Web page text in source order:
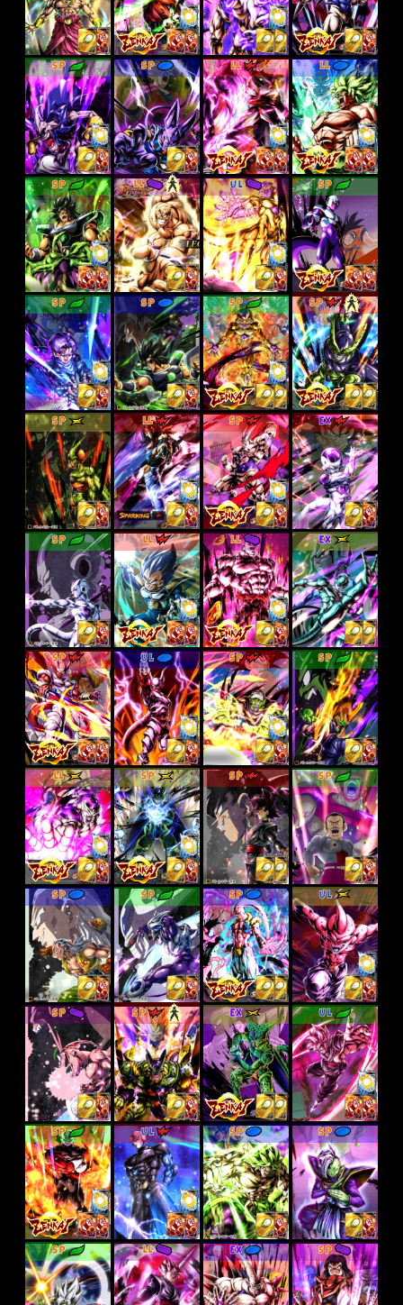
SP SP LL LL
SP LL UL SP
SP SP SP SP
SP LL SP EX
SP LL LL EX
SP UL SP SP
LL SP SP SP
SP SP SP UL
SP SP EX UL
SP UL SP SP
SP LL EX SP